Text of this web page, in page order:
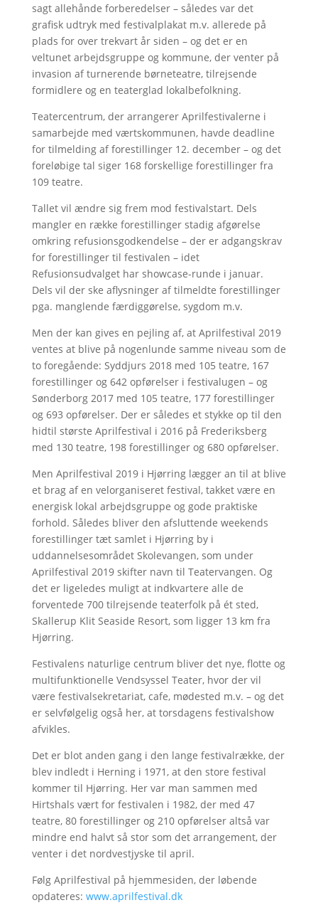
sagt allehånde forberedelser – således var det
grafisk udtryk med festivalplakat m.v. allerede på
plads for over trekvart år siden – og det er en
veltunet arbejdsgruppe og kommune, der venter på
invasion af turnerende børneteatre, tilrejsende
formidlere og en teaterglad lokalbefolkning.
Teatercentrum, der arrangerer Aprilfestivalerne i
samarbejde med værtskommunen, havde deadline
for tilmelding af forestillinger 12. december – og det
foreløbige tal siger 168 forskellige forestillinger fra
109 teatre.
Tallet vil ændre sig frem mod festivalstart. Dels
mangler en række forestillinger stadig afgørelse
omkring refusionsgodkendelse – der er adgangskrav
for forestillinger til festivalen – idet
Refusionsudvalget har showcase-runde i januar.
Dels vil der ske aflysninger af tilmeldte forestillinger
pga. manglende færdiggørelse, sygdom m.v.
Men der kan gives en pejling af, at Aprilfestival 2019
ventes at blive på nogenlunde samme niveau som de
to foregående: Syddjurs 2018 med 105 teatre, 167
forestillinger og 642 opførelser i festivalugen – og
Sønderborg 2017 med 105 teatre, 177 forestillinger
og 693 opførelser. Der er således et stykke op til den
hidtil største Aprilfestival i 2016 på Frederiksberg
med 130 teatre, 198 forestillinger og 680 opførelser.
Men Aprilfestival 2019 i Hjørring lægger an til at blive
et brag af en velorganiseret festival, takket være en
energisk lokal arbejdsgruppe og gode praktiske
forhold. Således bliver den afsluttende weekends
forestillinger tæt samlet i Hjørring by i
uddannelsesområdet Skolevangen, som under
Aprilfestival 2019 skifter navn til Teatervangen. Og
det er ligeledes muligt at indkvartere alle de
forventede 700 tilrejsende teaterfolk på ét sted,
Skallerup Klit Seaside Resort, som ligger 13 km fra
Hjørring.
Festivalens naturlige centrum bliver det nye, flotte og
multifunktionelle Vendsyssel Teater, hvor der vil
være festivalsekretariat, cafe, mødested m.v. – og det
er selvfølgelig også her, at torsdagens festivalshow
afvikles.
Det er blot anden gang i den lange festivalrække, der
blev indledt i Herning i 1971, at den store festival
kommer til Hjørring. Her var man sammen med
Hirtshals vært for festivalen i 1982, der med 47
teatre, 80 forestillinger og 210 opførelser altså var
mindre end halvt så stor som det arrangement, der
venter i det nordvestjyske til april.
Følg Aprilfestival på hjemmesiden, der løbende
opdateres: www.aprilfestival.dk